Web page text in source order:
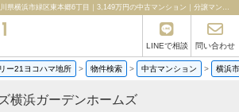
ヒルズ横浜ガーデンホームズ 神奈川県横浜市緑区東本郷6丁目｜3,149万円の中古マンション｜分譲マンション情報｜センチュリー21ヨコハマ地所
LINEで相談 問い合わせ
ー21ヨコハマ地所 > 物件検索 > 中古マンション > 横浜
横浜ガーデンホームズ